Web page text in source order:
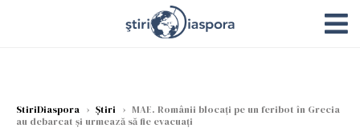
StiriDiaspora › Știri › MAE. Românii blocaţi pe un feribot în Grecia
au debarcat şi urmează să fie evacuaţi